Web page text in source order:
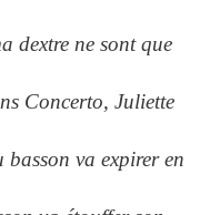
dextre ne sont que
Concerto, Juliette
va expirer en